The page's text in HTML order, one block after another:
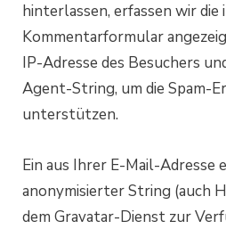
hinterlassen, erfassen wir die
Kommentarformular
IP-Adresse des Besuchers
Agent-String, um die Spam-
unterstützen.
Ein aus Ihrer E-Mail-
anonymisierter String (auch
dem Gravatar-Dienst zur